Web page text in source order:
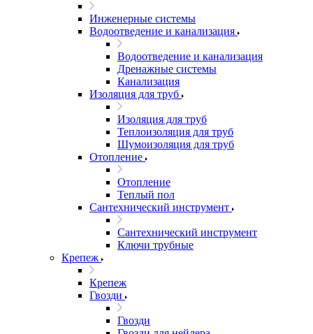
Инженерные системы
Водоотведение и канализация
Водоотведение и канализация
Дренажные системы
Канализация
Изоляция для труб
Изоляция для труб
Теплоизоляция для труб
Шумоизоляция для труб
Отопление
Отопление
Теплый пол
Сантехнический инструмент
Сантехнический инструмент
Ключи трубные
Крепеж
Крепеж
Гвозди
Гвозди